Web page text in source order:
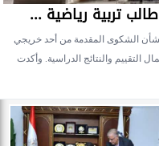
تربية رياضية ...
بشأن الشكوى المقدمة من أحد خريجي
التقييم والنتائج الدراسية. وأكدت